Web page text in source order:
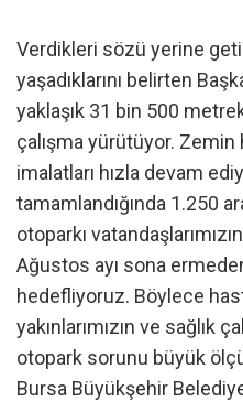
Verdikleri sözü yerine
yaşadıklarını belirten
yaklaşık 31 bin 500
çalışma yürütüyor. Zemin
imalatları hızla devam
tamamlandığında 1.250
otoparkı
Ağustos ayı sona
hedefliyoruz. Böylece
yakınlarımızın ve sağlık
otopark sorunu büyük
Bursa Büyükşehir